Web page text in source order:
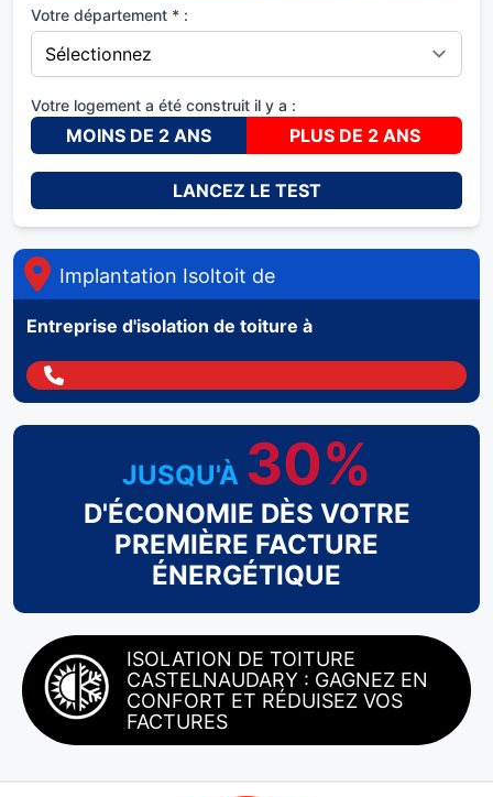
Votre département * :
Votre logement a été construit il y a :
MOINS DE 2 ANS PLUS DE 2 ANS
LANCEZ LE TEST
Implantation Isoltoit de
Entreprise d'isolation de toiture à
JUSQU'À 30%
D'ÉCONOMIE DÈS VOTRE
PREMIÈRE FACTURE
ÉNERGÉTIQUE
ISOLATION DE TOITURE
CASTELNAUDARY : GAGNEZ EN
CONFORT ET RÉDUISEZ VOS
FACTURES